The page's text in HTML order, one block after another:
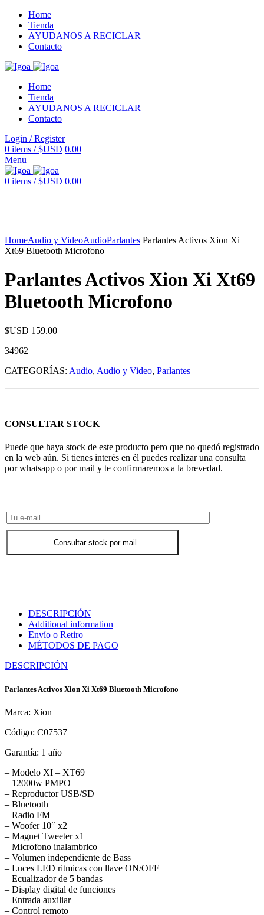
Home
Tienda
AYUDANOS A RECICLAR
Contacto
Home
Tienda
AYUDANOS A RECICLAR
Contacto
Login / Register
0 items / $USD 0.00
Menu
0 items / $USD 0.00
HomeAudio y VideoAudioParlantes Parlantes Activos Xion Xi
Xt69 Bluetooth Microfono
Parlantes Activos Xion Xi Xt69
Bluetooth Microfono
$USD 159.00
34962
CATEGORÍAS: Audio, Audio y Video, Parlantes
CONSULTAR STOCK
Puede que haya stock de este producto pero que no quedó registrado
en la web aún. Si tienes interés en él puedes realizar una consulta
por whatsapp o por mail y te confirmaremos a la brevedad.
Consultar stock por mail
DESCRIPCIÓN
Additional information
Envío o Retiro
MÉTODOS DE PAGO
DESCRIPCIÓN
Parlantes Activos Xion Xi Xt69 Bluetooth Microfono
Marca: Xion
Código: C07537
Garantía: 1 año
– Modelo XI – XT69
– 12000w PMPO
– Reproductor USB/SD
– Bluetooth
– Radio FM
– Woofer 10″ x2
– Magnet Tweeter x1
– Microfono inalambrico
– Volumen independiente de Bass
– Luces LED ritmicas con llave ON/OFF
– Ecualizador de 5 bandas
– Display digital de funciones
– Entrada auxiliar
– Control remoto